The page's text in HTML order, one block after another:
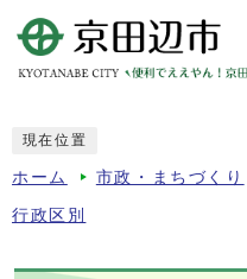
現在位置
ホーム 市政・まちづくり
行政区別